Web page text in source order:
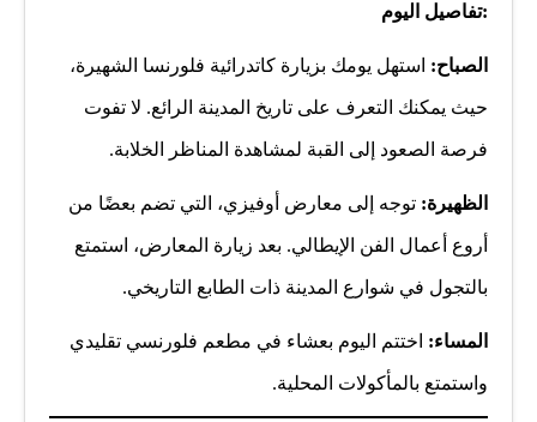
:تفاصيل اليوم
الصباح: استهل يومك بزيارة كاتدرائية فلورنسا الشهيرة،
حيث يمكنك التعرف على تاريخ المدينة الرائع. لا تفوت
فرصة الصعود إلى القبة لمشاهدة المناظر الخلابة.
الظهيرة: توجه إلى معارض أوفيزي، التي تضم بعضًا من
أروع أعمال الفن الإيطالي. بعد زيارة المعارض، استمتع
بالتجول في شوارع المدينة ذات الطابع التاريخي.
المساء: اختتم اليوم بعشاء في مطعم فلورنسي تقليدي
واستمتع بالمأكولات المحلية.